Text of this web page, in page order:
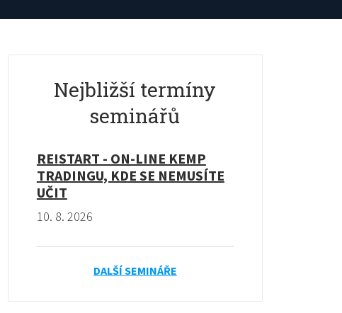
Nejbližší termíny
seminářů
RE!START - ON-LINE KEMP
TRADINGU, KDE SE NEMUSÍTE
UČIT
10. 8. 2026
DALŠÍ SEMINÁŘE